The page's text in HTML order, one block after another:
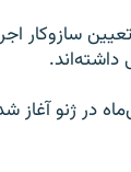
ایران و ۱+۵
داشته‌اند.